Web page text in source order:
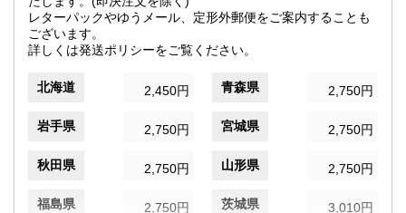
レターパックやゆうメール、定形外郵便をご案内することも
ございます。
詳しくは発送ポリシーをご覧ください。
北海道 2,450円 青森県 2,750円
岩手県 2,750円 宮城県 2,750円
秋田県 2,750円 山形県 2,750円
福島県 2,750円 茨城県 3,010円